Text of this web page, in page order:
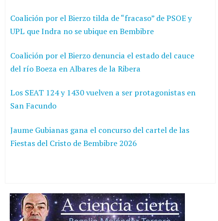
Coalición por el Bierzo tilda de “fracaso” de PSOE y
UPL que Indra no se ubique en Bembibre
Coalición por el Bierzo denuncia el estado del cauce
del río Boeza en Albares de la Ribera
Los SEAT 124 y 1430 vuelven a ser protagonistas en
San Facundo
Jaume Gubianas gana el concurso del cartel de las
Fiestas del Cristo de Bembibre 2026